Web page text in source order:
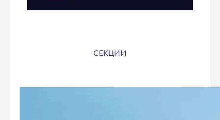
СЕКЦИИ